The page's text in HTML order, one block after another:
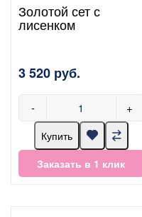
Золотой сет с
лисенком
3 520 руб.
- +
Купить
Заказать в 1 клик